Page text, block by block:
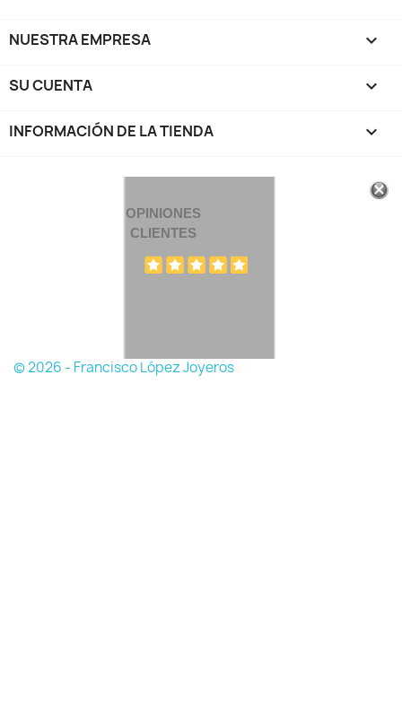
NUESTRA EMPRESA 
SU CUENTA 
INFORMACIÓN DE LA TIENDA keyboard_arrow_down
OPINIONES
CLIENTES
© 2026 - Francisco López Joyeros